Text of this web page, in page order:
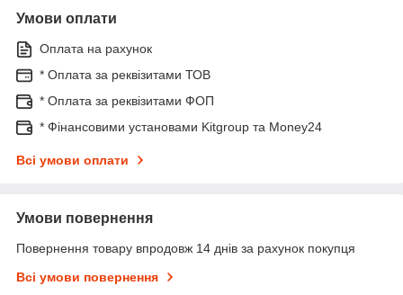
Умови оплати
Оплата на рахунок
* Оплата за реквізитами ТОВ
* Оплата за реквізитами ФОП
* Фінансовими установами Kitgroup та Money24
Всі умови оплати
Умови повернення
Повернення товару впродовж 14 днів за рахунок покупця
Всі умови повернення